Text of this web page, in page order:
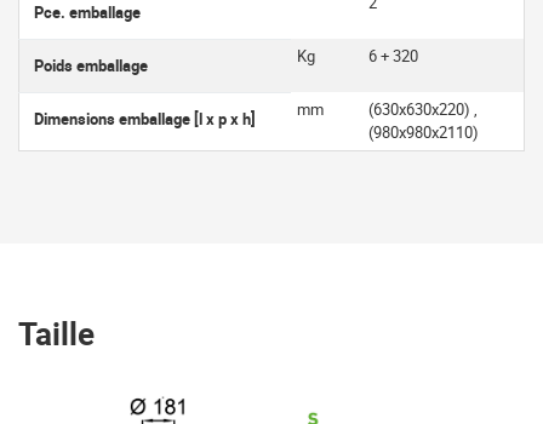
Pce. emballage
Poids emballage Kg 6 + 320
Dimensions emballage [l x p x h] mm
(630x630x220) ,
(980x980x2110)
Taille